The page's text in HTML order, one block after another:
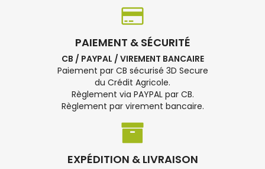
PAIEMENT & SÉCURITÉ
CB / PAYPAL / VIREMENT BANCAIRE
Paiement par CB sécurisé 3D Secure
du Crédit Agricole.
Règlement via PAYPAL par CB.
Règlement par virement bancaire.
EXPÉDITION & LIVRAISON